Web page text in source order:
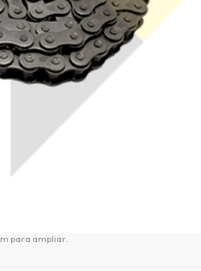
para ampliar.